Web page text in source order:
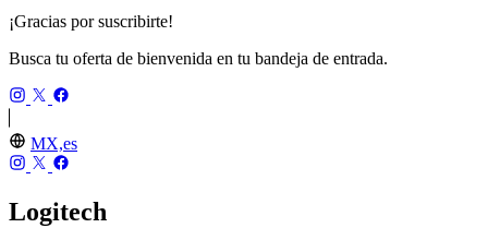
¡Gracias por suscribirte!
Busca tu oferta de bienvenida en tu bandeja de entrada.
MX,es
Logitech